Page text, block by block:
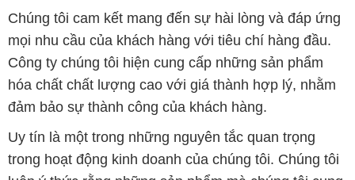
đảm bảo sự thành công của khách hàng.
Uy tín là một trong những nguyên tắc quan trọng
trong hoạt động kinh doanh của chúng tôi. Chúng tôi
luôn ý thức rằng những sản phẩm mà chúng tôi cung
cấp cần phải đáp ứng tiêu chuẩn chất lượng cao, làm
hài lòng đối tác. Đồng thời, chúng tôi cố gắng duy trì
mức giá hợp lý, tạo điều kiện phát triển và sự tồn tại
lâu dài cho cả hai bên.